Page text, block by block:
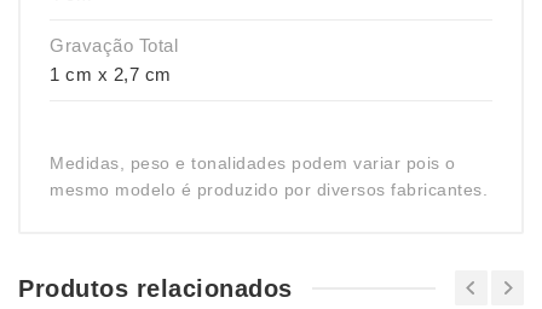
Gravação Total
1 cm x 2,7 cm
Medidas, peso e tonalidades podem variar pois o
mesmo modelo é produzido por diversos fabricantes.
Produtos relacionados